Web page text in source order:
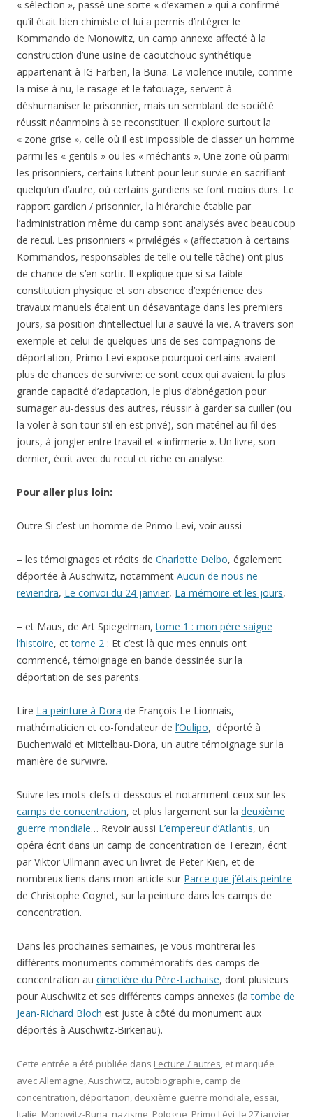
Kommando de Monowitz, un camp annexe affecté à la
construction d’une usine de caoutchouc synthétique
appartenant à IG Farben, la Buna. La violence inutile, comme
la mise à nu, le rasage et le tatouage, servent à
déshumaniser le prisonnier, mais un semblant de société
réussit néanmoins à se reconstituer. Il explore surtout la
« zone grise », celle où il est impossible de classer un homme
parmi les « gentils » ou les « méchants ». Une zone où parmi
les prisonniers, certains luttent pour leur survie en sacrifiant
quelqu’un d’autre, où certains gardiens se font moins durs. Le
rapport gardien / prisonnier, la hiérarchie établie par
l’administration même du camp sont analysés avec beaucoup
de recul. Les prisonniers « privilégiés » (affectation à certains
Kommandos, responsables de telle ou telle tâche) ont plus
de chance de s’en sortir. Il explique que si sa faible
constitution physique et son absence d’expérience des
travaux manuels étaient un désavantage dans les premiers
jours, sa position d’intellectuel lui a sauvé la vie. A travers son
exemple et celui de quelques-uns de ses compagnons de
déportation, Primo Levi expose pourquoi certains avaient
plus de chances de survivre: ce sont ceux qui avaient la plus
grande capacité d’adaptation, le plus d’abnégation pour
surnager au-dessus des autres, réussir à garder sa cuiller (ou
la voler à son tour s’il en est privé), son matériel au fil des
jours, à jongler entre travail et « infirmerie ». Un livre, son
dernier, écrit avec du recul et riche en analyse.
Pour aller plus loin:
Outre Si c’est un homme de Primo Levi, voir aussi
– les témoignages et récits deCharlotte Delbo, également
reviendra,Le convoi du 24 janvier,La mémoire et les jours
– et Maus, de Art Spiegelman,tome 1 : mon père saigne
commencé, témoignage en bande dessinée sur la
déportation de ses parents.
LireLa peinture à Dorade François Le Lionnais,
Buchenwald et Mittelbau-Dora, un autre témoignage sur la
manière de survivre.
Suivre les mots-clefs ci-dessous et notamment ceux sur les
guerre mondiale… Revoir aussiL’empereur d’Atlantis, un
opéra écrit dans un camp de concentration de Terezin, écrit
par Viktor Ullmann avec un livret de Peter Kien, et de
nombreux liens dans mon article surParce que j’étais peintre
de Christophe Cognet, sur la peinture dans les camps de
concentration.
Dans les prochaines semaines, je vous montrerai les
concentration aucimetière du Père-Lachaise, dont plusieurs
pour Auschwitz et ses différents camps annexes (latombe de
Jean-Richard Blochest juste à côté du monument aux
déportés à Auschwitz-Birkenau).
Cette entrée a été publiée dansLecture / autres
concentration, déportation ,deuxième guerre mondiale,essai
Italie,Monowitz-Buna,nazisme,Pologne,Primo Lévi, le
2015.